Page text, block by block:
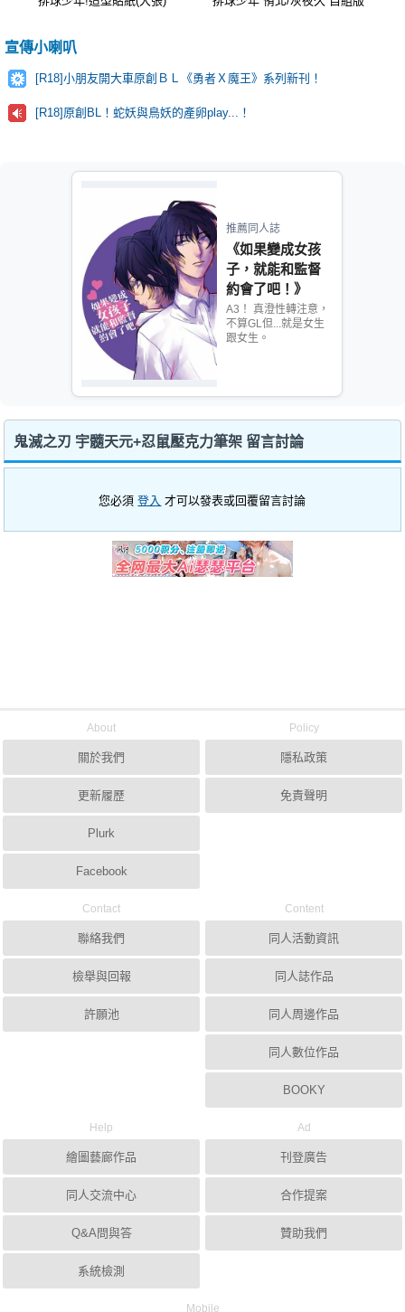
宣傳小喇叭
[R18]小朋友開大車原創ＢＬ《勇者Ｘ魔王》系列新刊！
[R18]原創BL！蛇妖與鳥妖的產卵play...！
推薦同人誌
《如果變成女孩
子，就能和監督
約會了吧！》
A3！ 真澄性轉注意，
不算GL但...就是女生
跟女生。
鬼滅之刃 宇髓天元+忍鼠壓克力筆架 留言討論
您必須登入 才可以發表或回覆留言討論
About
關於我們
更新履歷
Plurk
Facebook
Policy
隱私政策
免責聲明
Contact
聯絡我們
檢舉與回報
許願池
Content
同人活動資訊
同人誌作品
同人周邊作品
同人數位作品
BOOKY
Help
繪圖藝廊作品
同人交流中心
Q&A問與答
系統檢測
Ad
刊登廣告
合作提案
贊助我們
Mobile